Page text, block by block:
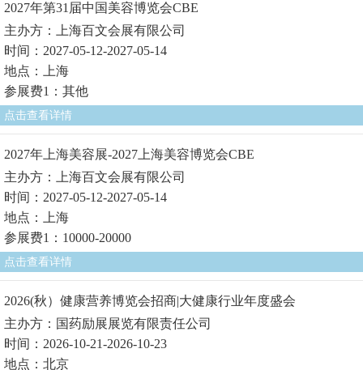
2027年第31届中国美容博览会CBE
主办方：上海百文会展有限公司
时间：2027-05-12-2027-05-14
地点：上海
参展费1：其他
点击查看详情
2027年上海美容展-2027上海美容博览会CBE
主办方：上海百文会展有限公司
时间：2027-05-12-2027-05-14
地点：上海
参展费1：10000-20000
点击查看详情
2026(秋）健康营养博览会招商|大健康行业年度盛会
主办方：国药励展展览有限责任公司
时间：2026-10-21-2026-10-23
地点：北京